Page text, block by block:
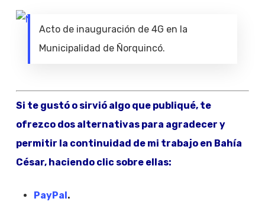
Acto de inauguración de 4G en la
Municipalidad de Ñorquincó.
Si te gustó o sirvió algo que publiqué, te
ofrezco dos alternativas para agradecer y
permitir la continuidad de mi trabajo en Bahía
César, haciendo clic sobre ellas:
PayPal.